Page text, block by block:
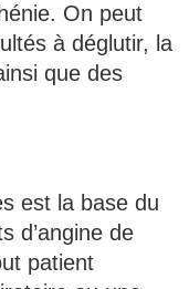
On peut
à déglutir, la
que des
est la base du
d’angine de
patient